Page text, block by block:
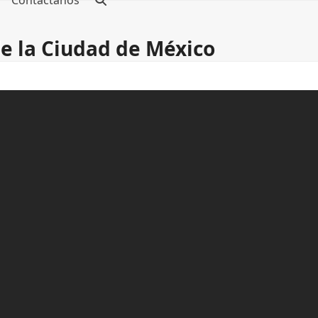
la Ciudad de México